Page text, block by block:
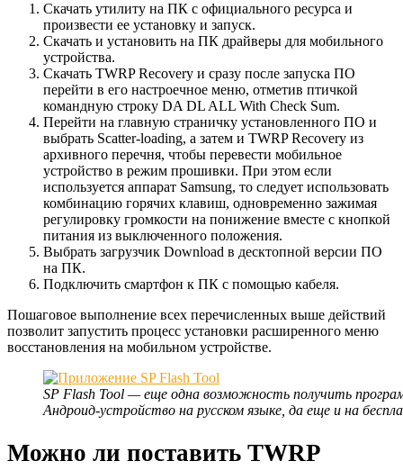
Скачать утилиту на ПК с официального ресурса и
произвести ее установку и запуск.
Скачать и установить на ПК драйверы для мобильного
устройства.
Скачать TWRP Recovery и сразу после запуска ПО
перейти в его настроечное меню, отметив птичкой
командную строку DA DL ALL With Check Sum.
Перейти на главную страничку установленного ПО и
выбрать Scatter-loading, а затем и TWRP Recovery из
архивного перечня, чтобы перевести мобильное
устройство в режим прошивки. При этом если
используется аппарат Samsung, то следует использовать
комбинацию горячих клавиш, одновременно зажимая
регулировку громкости на понижение вместе с кнопкой
питания из выключенного положения.
Выбрать загрузчик Download в десктопной версии ПО
на ПК.
Подключить смартфон к ПК с помощью кабеля.
Пошаговое выполнение всех перечисленных выше действий
позволит запустить процесс установки расширенного меню
восстановления на мобильном устройстве.
SP Flash Tool — еще одна возможность получить
Андроид-устройство на русском языке, да еще и на
Можно ли поставить TWRP